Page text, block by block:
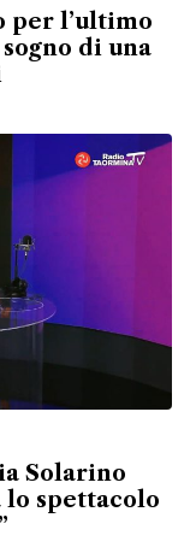
per l’ultimo
di una
Solarino
lo spettacolo